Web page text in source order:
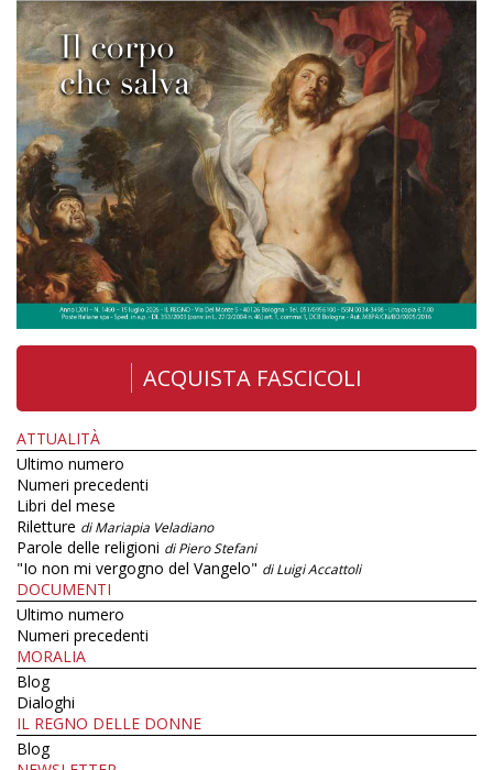
ACQUISTA FASCICOLI
ATTUALITÀ
Ultimo numero
Numeri precedenti
Libri del mese
Riletture di Mariapia Veladiano
Parole delle religioni di Piero Stefani
"Io non mi vergogno del Vangelo" di Luigi Accattoli
DOCUMENTI
Ultimo numero
Numeri precedenti
MORALIA
Blog
Dialoghi
IL REGNO DELLE DONNE
Blog